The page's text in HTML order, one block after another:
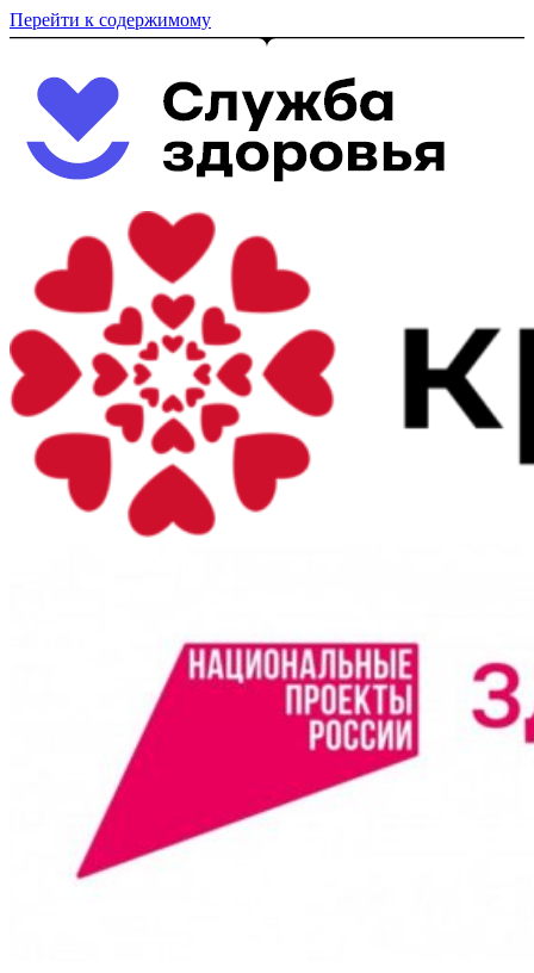
Перейти к содержимому